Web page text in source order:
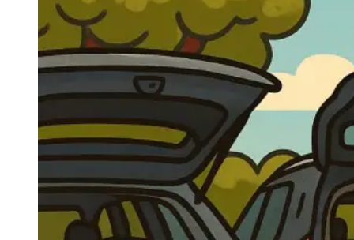
Navigatie Duster 2011
Navigatie Duster 2019
Audi
Navigatie Audi A3 8p
Navigatie Audi A4
Navigatie Audi A4 B6
Navigatie Audi A4 B7
Navigatie Audi A4 B8
Navigatie Audi A5
Navigatie Audi A6 C5
Navigatie Audi A6 C6
Navigatie Audi A6 C7
Navigatie Audi Q5
Ford
Navigație Ford Fiesta
Navigație Ford Focus 1
Navigație Ford Focus 2